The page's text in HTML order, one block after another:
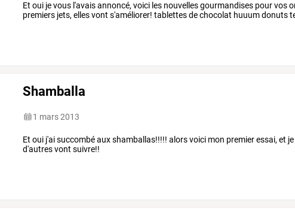
Et oui je vous l'avais annoncé, voici les nouvelles gourmandises pour vos
premiers jets, elles vont s'améliorer! tablettes de chocolat huuum donuts
Shamballa
1 mars 2013
Et oui j'ai succombé aux shamballas!!!!! alors voici mon premier essai, et
d'autres vont suivre!!